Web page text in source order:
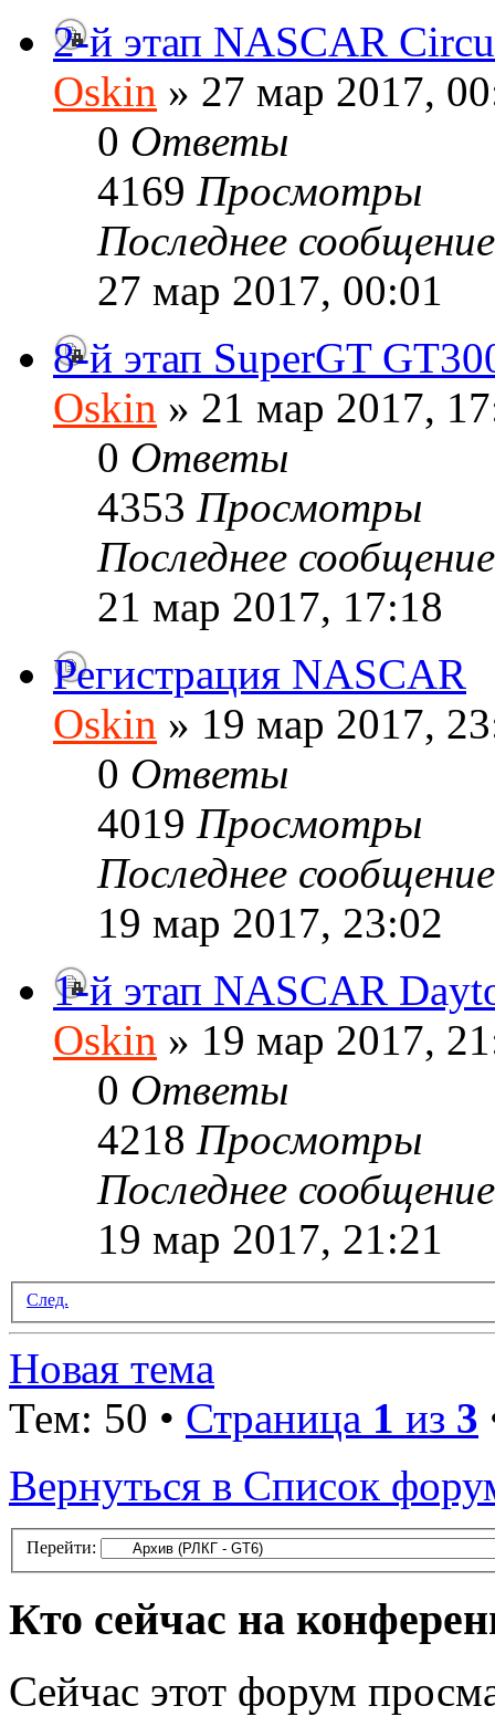
2-й этап NASCAR
Oskin » 27 мар 2017,
0 Ответы
4169 Просмотры
Последнее
27 мар 2017, 00:01
8-й этап SuperGT
Oskin » 21 мар 2017,
0 Ответы
4353 Просмотры
Последнее
21 мар 2017, 17:18
Регистрация NASCAR
Oskin » 19 мар 2017,
0 Ответы
4019 Просмотры
Последнее
19 мар 2017, 23:02
1-й этап NASCAR
Oskin » 19 мар 2017,
0 Ответы
4218 Просмотры
Последнее
19 мар 2017, 21:21
След.
Новая тема
Тем: 50 • Страница 1 из 3
Вернуться в Список
Перейти:
Кто сейчас на
Сейчас этот форум